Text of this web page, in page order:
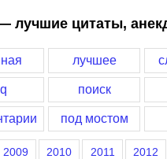
лучшие цитаты,
лучшее
поиск
под мостом
2009 2010 2011 2012